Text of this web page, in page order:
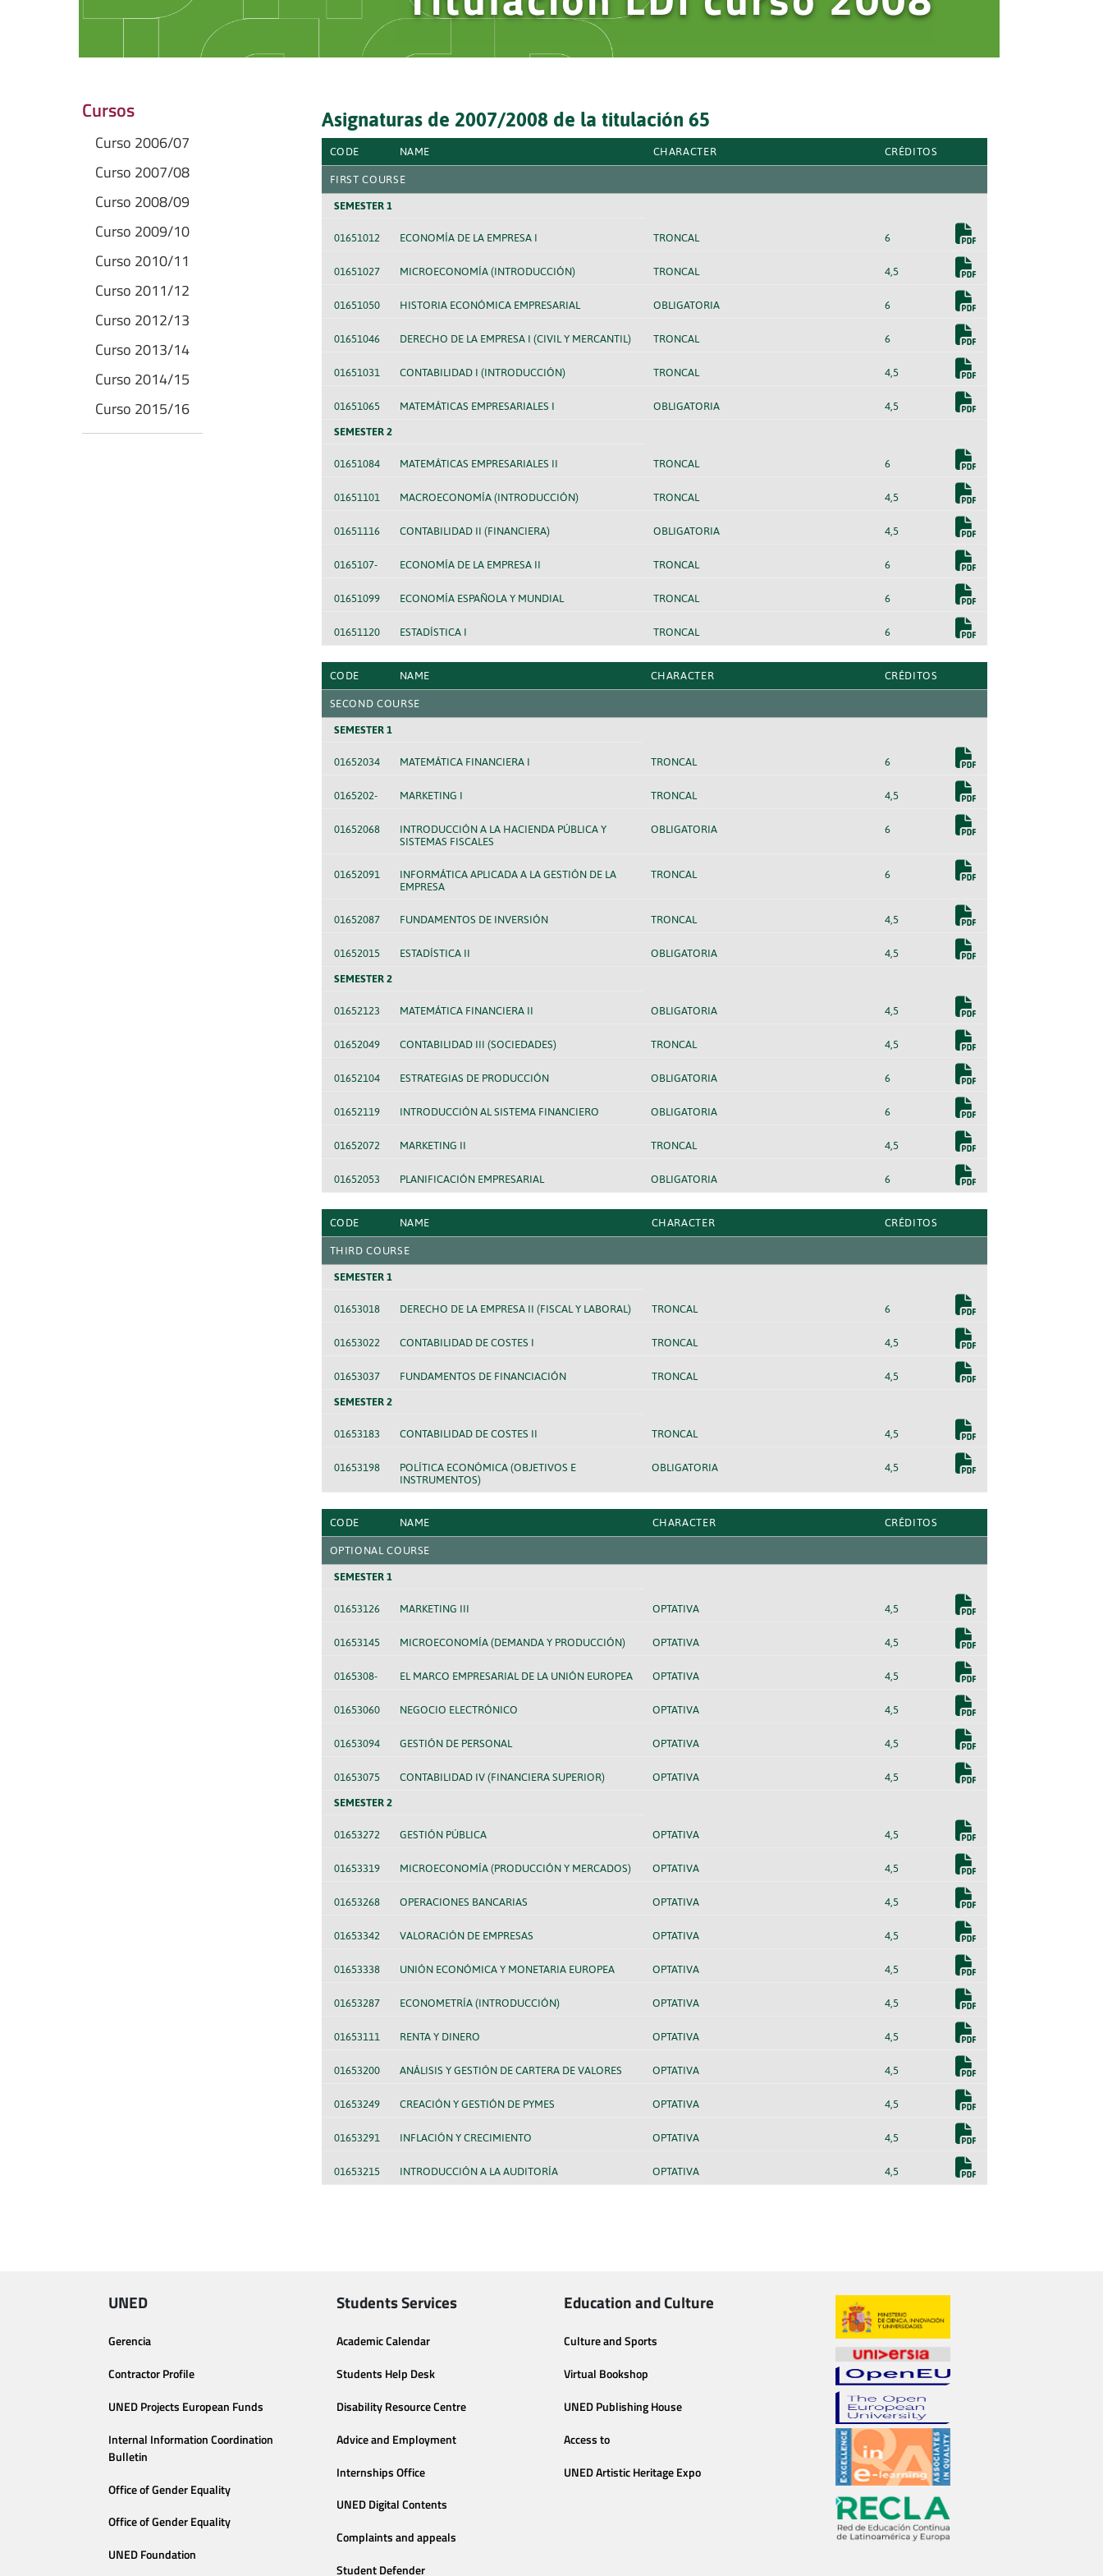
Cursos
Curso 2006/07
Curso 2007/08
Curso 2008/09
Curso 2009/10
Curso 2010/11
Curso 2011/12
Curso 2012/13
Curso 2013/14
Curso 2014/15
Curso 2015/16
Asignaturas de 2007/2008 de la titulación 65
CODE NAME CHARACTER CRÉDITOS
FIRST COURSE
SEMESTER 1
01651012 ECONOMÍA DE LA EMPRESA I TRONCAL 6
01651027 MICROECONOMÍA (INTRODUCCIÓN) TRONCAL 4,5
01651050 HISTORIA ECONÓMICA EMPRESARIAL OBLIGATORIA 6
01651046 DERECHO DE LA EMPRESA I (CIVIL Y MERCANTIL) TRONCAL 6
01651031 CONTABILIDAD I (INTRODUCCIÓN) TRONCAL 4,5
01651065 MATEMÁTICAS EMPRESARIALES I OBLIGATORIA 4,5
SEMESTER 2
01651084 MATEMÁTICAS EMPRESARIALES II TRONCAL 6
01651101 MACROECONOMÍA (INTRODUCCIÓN) TRONCAL 4,5
01651116 CONTABILIDAD II (FINANCIERA) OBLIGATORIA 4,5
0165107- ECONOMÍA DE LA EMPRESA II TRONCAL 6
01651099 ECONOMÍA ESPAÑOLA Y MUNDIAL TRONCAL 6
01651120 ESTADÍSTICA I TRONCAL 6
CODE NAME CHARACTER CRÉDITOS
SECOND COURSE
SEMESTER 1
01652034 MATEMÁTICA FINANCIERA I TRONCAL 6
0165202- MARKETING I TRONCAL 4,5
01652068
INTRODUCCIÓN A LA HACIENDA PÚBLICA Y
SISTEMAS FISCALES
OBLIGATORIA 6
01652091
INFORMÁTICA APLICADA A LA GESTIÓN DE LA
EMPRESA
TRONCAL 6
01652087 FUNDAMENTOS DE INVERSIÓN TRONCAL 4,5
01652015 ESTADÍSTICA II OBLIGATORIA 4,5
SEMESTER 2
01652123 MATEMÁTICA FINANCIERA II OBLIGATORIA 4,5
01652049 CONTABILIDAD III (SOCIEDADES) TRONCAL 4,5
01652104 ESTRATEGIAS DE PRODUCCIÓN OBLIGATORIA 6
01652119 INTRODUCCIÓN AL SISTEMA FINANCIERO OBLIGATORIA 6
01652072 MARKETING II TRONCAL 4,5
01652053 PLANIFICACIÓN EMPRESARIAL OBLIGATORIA 6
CODE NAME CHARACTER CRÉDITOS
THIRD COURSE
SEMESTER 1
01653018 DERECHO DE LA EMPRESA II (FISCAL Y LABORAL) TRONCAL 6
01653022 CONTABILIDAD DE COSTES I TRONCAL 4,5
01653037 FUNDAMENTOS DE FINANCIACIÓN TRONCAL 4,5
SEMESTER 2
01653183 CONTABILIDAD DE COSTES II TRONCAL 4,5
01653198
POLÍTICA ECONÓMICA (OBJETIVOS E
INSTRUMENTOS)
OBLIGATORIA 4,5
CODE NAME CHARACTER CRÉDITOS
OPTIONAL COURSE
SEMESTER 1
01653126 MARKETING III OPTATIVA 4,5
01653145 MICROECONOMÍA (DEMANDA Y PRODUCCIÓN) OPTATIVA 4,5
0165308- EL MARCO EMPRESARIAL DE LA UNIÓN EUROPEA OPTATIVA 4,5
01653060 NEGOCIO ELECTRÓNICO OPTATIVA 4,5
01653094 GESTIÓN DE PERSONAL OPTATIVA 4,5
01653075 CONTABILIDAD IV (FINANCIERA SUPERIOR) OPTATIVA 4,5
SEMESTER 2
01653272 GESTIÓN PÚBLICA OPTATIVA 4,5
01653319 MICROECONOMÍA (PRODUCCIÓN Y MERCADOS) OPTATIVA 4,5
01653268 OPERACIONES BANCARIAS OPTATIVA 4,5
01653342 VALORACIÓN DE EMPRESAS OPTATIVA 4,5
01653338 UNIÓN ECONÓMICA Y MONETARIA EUROPEA OPTATIVA 4,5
01653287 ECONOMETRÍA (INTRODUCCIÓN) OPTATIVA 4,5
01653111 RENTA Y DINERO OPTATIVA 4,5
01653200 ANÁLISIS Y GESTIÓN DE CARTERA DE VALORES OPTATIVA 4,5
01653249 CREACIÓN Y GESTIÓN DE PYMES OPTATIVA 4,5
01653291 INFLACIÓN Y CRECIMIENTO OPTATIVA 4,5
01653215 INTRODUCCIÓN A LA AUDITORÍA OPTATIVA 4,5
UNED
Gerencia
Contractor Profile
UNED Projects European Funds
Internal Information Coordination
Bulletin
Office of Gender Equality
Office of Gender Equality
UNED Foundation
Students Services
Academic Calendar
Students Help Desk
Disability Resource Centre
Advice and Employment
Internships Office
UNED Digital Contents
Complaints and appeals
Student Defender
Education and Culture
Culture and Sports
Virtual Bookshop
UNED Publishing House
Access to
UNED Artistic Heritage Expo